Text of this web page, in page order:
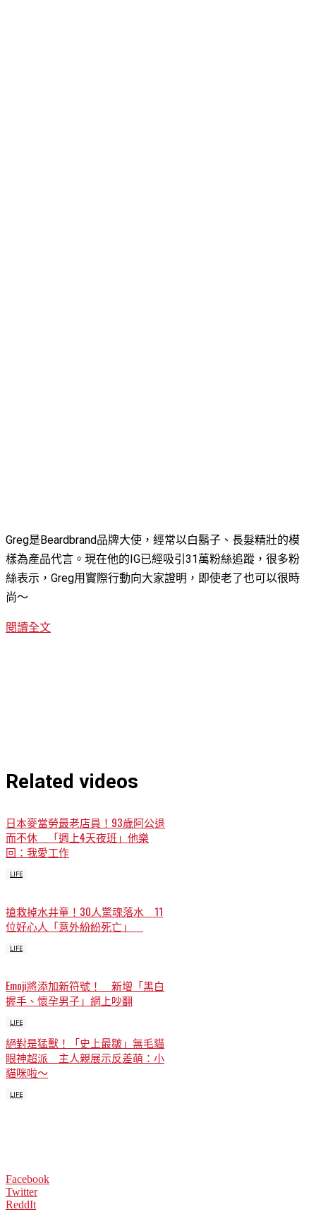
Greg是Beardbrand品牌大使，經常以白鬍子、長髮精壯的模
樣為產品代言。現在他的IG已經吸引31萬粉絲追蹤，很多粉
絲表示，Greg用實際行動向大家證明，即使老了也可以很時
尚～
閱讀全文
Related videos
日本麥當勞最老店員！93歲阿公退
而不休 「週上4天夜班」他樂
回：我愛工作
LIFE
搶救掉水井童！30人驚魂落水 11
位好心人「意外紛紛死亡」
LIFE
Emoji將添加新符號！ 新增「黑白
握手、懷孕男子」網上吵翻
LIFE
絕對是猛獸！「史上最皺」無毛貓
眼神超派 主人親展示反差萌：小
貓咪啦～
LIFE
Facebook
Twitter
ReddIt